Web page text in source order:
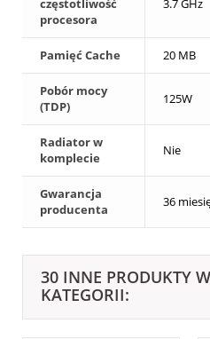
częstotliwość
procesora
3.7 GHz
Pamięć Cache 20 MB
Pobór mocy
(TDP)
125W
Radiator w
komplecie
Nie
Gwarancja
producenta
36
30 INNE PRODUKTY W
KATEGORII: